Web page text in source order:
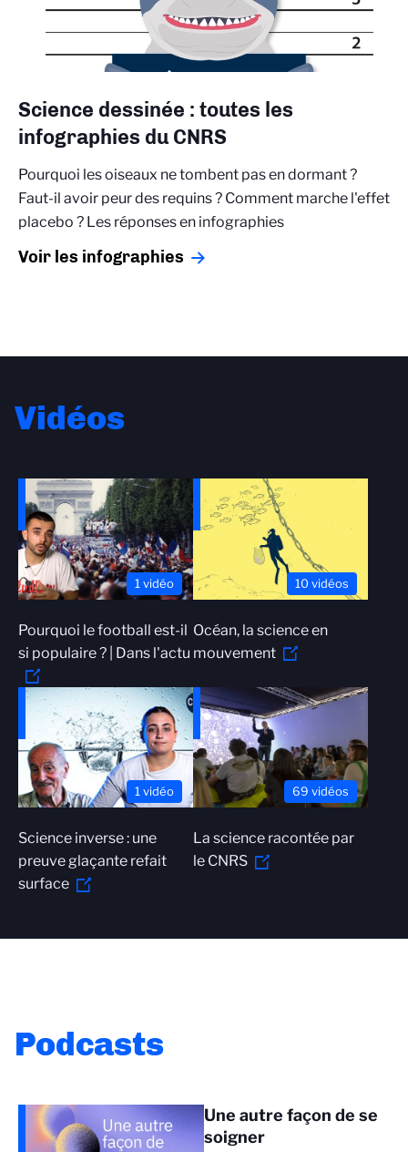
Science dessinée : toutes les
infographies du CNRS
Pourquoi les oiseaux ne tombent pas en dormant ?
Faut-il avoir peur des requins ? Comment marche l'effet
placebo ? Les réponses en infographies
Voir les infographies
Vidéos
1 vidéo
Pourquoi le football est-il
si populaire ? | Dans l'actu
10 vidéos
Océan, la science en
mouvement
1 vidéo
Science inverse : une
preuve glaçante refait
surface
69 vidéos
La science racontée par
le CNRS
Podcasts
Une autre façon de se
soigner